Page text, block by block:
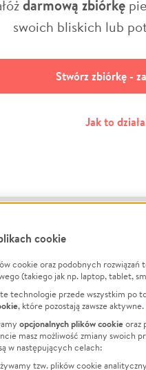
darmową zbiórkę
swoich bliskich lub
Stwórz zbiórkę -
Jak to
Jak to
cookie
cookie oraz podobnych
(takiego jak np. laptop, tablet,
technologie przede wszystkim po
, które pozostają zawsze aktywne.
opcjonalnych plików cookieoraz
masz możliwość zmiany swoich
w następujących celach:
tzw. plików cookie